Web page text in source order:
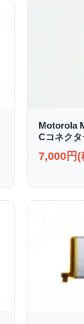
Motorola
Cコネク
7,000円(